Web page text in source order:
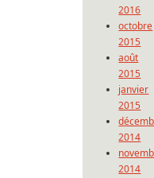
2016
octobre
2015
août
2015
janvier
2015
2014
2014